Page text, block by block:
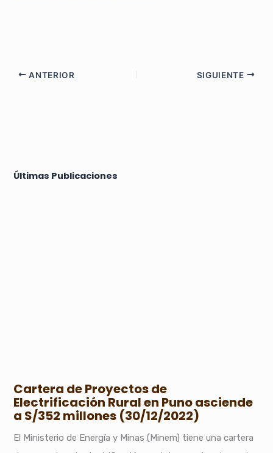
ANTERIOR SIGUIENTE
Últimas Publicaciones
Cartera de Proyectos de
Electrificación Rural en Puno asciende
a S/352 millones (30/12/2022)
El Ministerio de Energía y Minas (Minem) tiene una cartera